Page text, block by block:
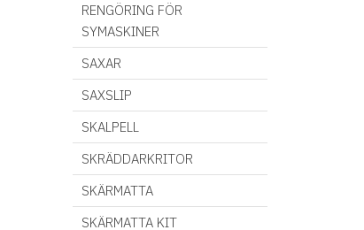
RENGÖRING FÖR
SYMASKINER
SAXAR
SAXSLIP
SKALPELL
SKRÄDDARKRITOR
SKÄRMATTA
SKÄRMATTA KIT